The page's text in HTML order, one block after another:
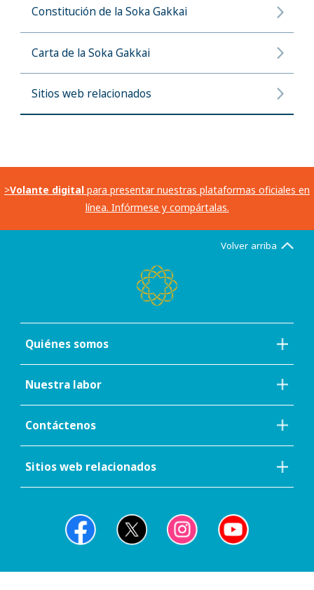
Constitución de la Soka Gakkai
Carta de la Soka Gakkai
Sitios web relacionados
>Volante digital para presentar nuestras plataformas oficiales en
línea. Infórmese y compártalas.
Volver arriba
Quiénes somos
Nuestra labor
Contáctenos
Sitios web relacionados